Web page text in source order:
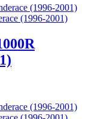
(1996-2001)